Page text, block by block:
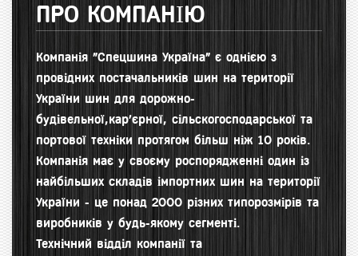
ПРО КОМПАНІЮ
Компанія "Спецшина Україна" є однією з
провідних постачальників шин на території
України шин для дорожно-
будівельної,кар'єрної, сільскогосподарської та
портової техніки протягом більш ніж 10 років.
Компанія має у своєму роспорядженні один із
найбільших складів імпортних шин на території
України - це понад 2000 різних типорозмірів та
виробників у будь-якому сегменті.
Технічний відділ компанії та